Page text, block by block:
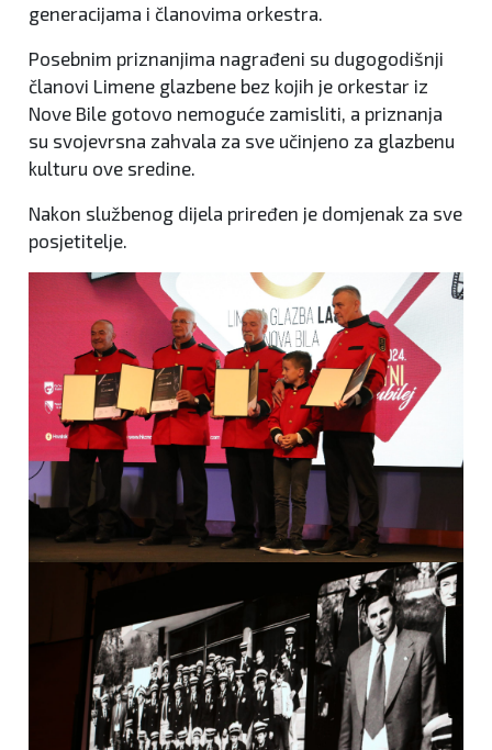
generacijama i članovima orkestra.
Posebnim priznanjima nagrađeni su dugogodišnji
članovi Limene glazbene bez kojih je orkestar iz
Nove Bile gotovo nemoguće zamisliti, a priznanja
su svojevrsna zahvala za sve učinjeno za glazbenu
kulturu ove sredine.
Nakon službenog dijela priređen je domjenak za sve
posjetitelje.